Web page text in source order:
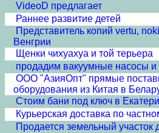
VideoD предлагает
Раннее развитие детей
Представитель копий vertu,
Венгрии
Щенки чихуахуа и той терьера
продадим вакуумные насосы и
ООО "АзияОпт" прямые
оборудования из Китая в
Стоим бани под ключ в
Курьерская доставка по
Продается земельный